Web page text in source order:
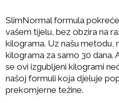
SlimNormal formula
vašem tijelu, bez obzira na
kilograma. Uz našu metodu,
kilograma za samo 30 dana.
se ovi izgubljeni kilogrami
našoj formuli koja djeluje
prekomjerne težine.